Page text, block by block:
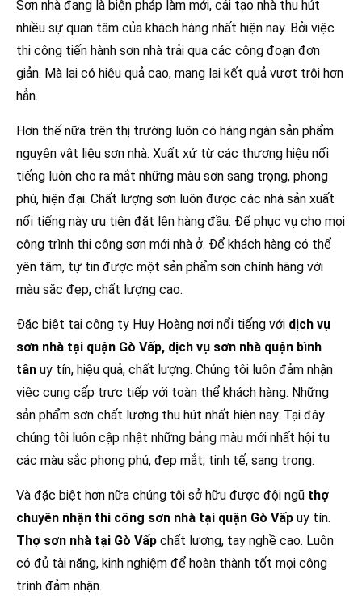
Sơn nhà đang là biện pháp làm mới, cải tạo nhà thu hút
nhiều sự quan tâm của khách hàng nhất hiện nay. Bởi việc
thi công tiến hành sơn nhà trải qua các công đoạn đơn
giản. Mà lại có hiệu quả cao, mang lại kết quả vượt trội hơn
hẳn.
Hơn thế nữa trên thị trường luôn có hàng ngàn sản phẩm
nguyên vật liệu sơn nhà. Xuất xứ từ các thương hiệu nổi
tiếng luôn cho ra mắt những màu sơn sang trọng, phong
phú, hiện đại. Chất lượng sơn luôn được các nhà sản xuất
nổi tiếng này ưu tiên đặt lên hàng đầu. Để phục vụ cho mọi
công trình thi công sơn mới nhà ở. Để khách hàng có thể
yên tâm, tự tin được một sản phẩm sơn chính hãng với
màu sắc đẹp, chất lượng cao.
Đặc biệt tại công ty Huy Hoàng nơi nổi tiếng với dịch vụ
sơn nhà tại quận Gò Vấp, dịch vụ sơn nhà quận bình
tân uy tín, hiệu quả, chất lượng. Chúng tôi luôn đảm nhận
việc cung cấp trực tiếp với toàn thể khách hàng. Những
sản phẩm sơn chất lượng thu hút nhất hiện nay. Tại đây
chúng tôi luôn cập nhật những bảng màu mới nhất hội tụ
các màu sắc phong phú, đẹp mắt, tinh tế, sang trọng.
Và đặc biệt hơn nữa chúng tôi sở hữu được đội ngũ thợ
chuyên nhận thi công sơn nhà tại quận Gò Vấp uy tín.
Thợ sơn nhà tại Gò Vấp chất lượng, tay nghề cao. Luôn
có đủ tài năng, kinh nghiệm để hoàn thành tốt mọi công
trình đảm nhận.